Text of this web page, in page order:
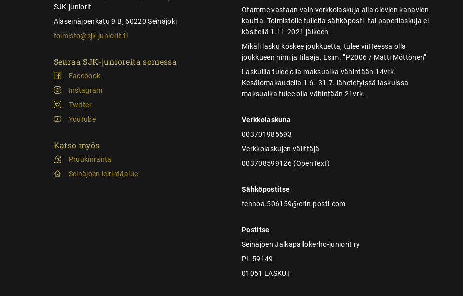
SJK-juniorit
Alaseinäjoenkatu 9 B, 60220 Seinäjoki
toimisto@sjk-juniorit.fi
Seuraa SJK-junioreita somessa
Facebook
Instagram
Twitter
Youtube
Katso myös
Pruukinranta
Seinäjoen leirintäalue
Otamme vastaan vain verkkolaskuja alla olevien kanavien
kautta. Toimistolle tulleita sähköposti- tai paperilaskuja ei
käsitellä 1.11.2021 jälkeen.
Mikäli lasku koskee joukkuetta, tulee viitteessä olla
joukkueen nimi ja tilaaja. Esim. ”P2006 / Matti Möttönen”
Laskuilla tulee olla maksuaika vähintään 14vrk.
Kesälomakaudella 1.6.-31.7. lähetetyissä laskuissa
maksuaika tulee olla vähintään 21vrk.
Verkkolaskuna
003701985593
Verkkolaskujen välittäjä
003708599126 (OpenText)
Sähköpostitse
fennoa.506159@erin.posti.com
Postitse
Seinäjoen Jalkapallokerho-juniorit ry
PL 59149
01051 LASKUT